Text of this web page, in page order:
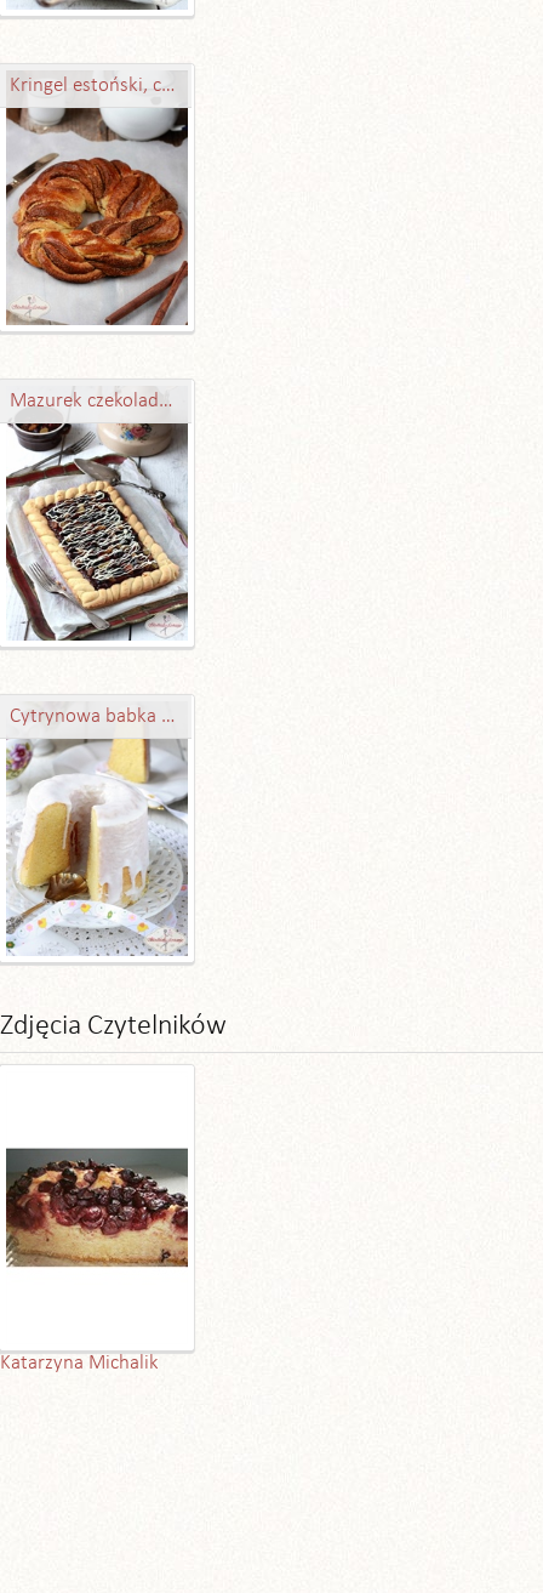
Kringel estoński, czyli wieniec drożdżowy z cynamonem lub marcepanem
Mazurek czekoladowy – obłędny
Cytrynowa babka gotowana
Zdjęcia Czytelników
Katarzyna Michalik